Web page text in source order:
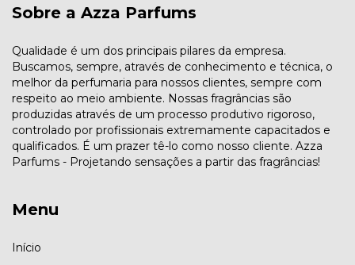
Sobre a Azza Parfums
Qualidade é um dos principais pilares da empresa.
Buscamos, sempre, através de conhecimento e técnica, o
melhor da perfumaria para nossos clientes, sempre com
respeito ao meio ambiente. Nossas fragrâncias são
produzidas através de um processo produtivo rigoroso,
controlado por profissionais extremamente capacitados e
qualificados. É um prazer tê-lo como nosso cliente. Azza
Parfums - Projetando sensações a partir das fragrâncias!
Menu
Início